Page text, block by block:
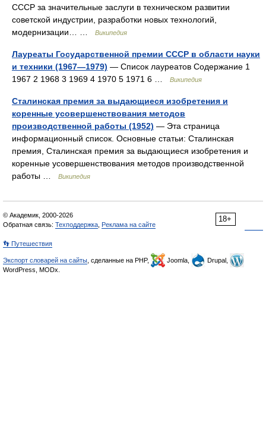
СССР за значительные заслуги в техническом развитии
советской индустрии, разработки новых технологий,
модернизации… …
Википедия
Лауреаты Государственной премии СССР в области науки
и техники (1967—1979) — Список лауреатов Содержание 1
1967 2 1968 3 1969 4 1970 5 1971 6 …
Википедия
Сталинская премия за выдающиеся изобретения и
коренные усовершенствования методов
производственной работы (1952) — Эта страница
информационный список. Основные статьи: Сталинская
премия, Сталинская премия за выдающиеся изобретения и
коренные усовершенствования методов производственной
работы …
Википедия
18+
© Академик, 2000-2026
Обратная связь: Техподдержка Реклама на сайте
👣 Путешествия
Экспорт словарей на сайты , сделанные на PHP, Joomla,
Drupal,
WordPress, MODx.